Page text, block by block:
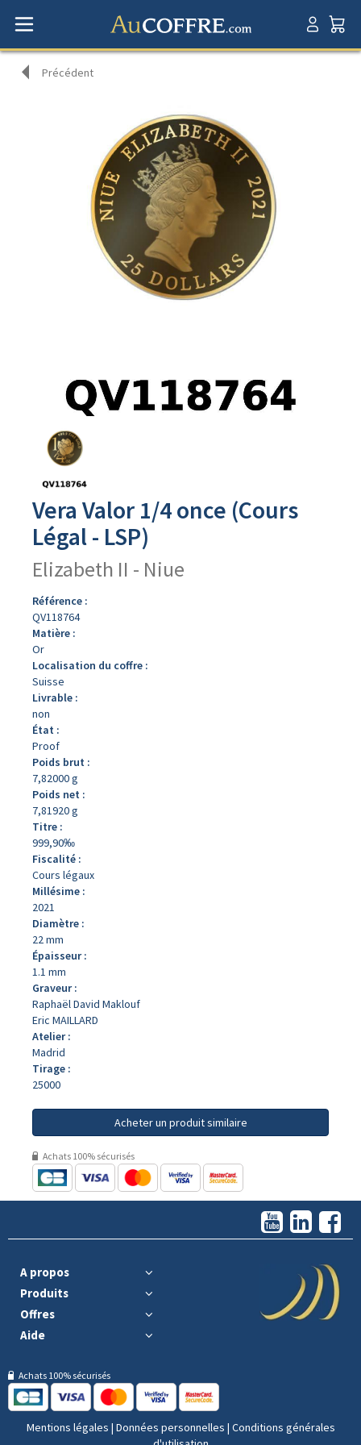
Précédent
produit
Vera Valor 1/4 once (Cours
Légal - LSP)
Elizabeth II - Niue
Référence :
QV118764
Matière :
Or
Localisation du coffre :
Suisse
Livrable :
non
État :
Proof
Poids brut :
7,82000 g
Poids net :
7,81920 g
Titre :
999,90‰
Fiscalité :
Cours légaux
Millésime :
2021
Diamètre :
22 mm
Épaisseur :
1.1 mm
Graveur :
Raphaël David Maklouf
Eric MAILLARD
Atelier :
Madrid
Tirage :
25000
Acheter un produit similaire
Achats 100% sécurisés
A propos
Produits
Offres
Aide
Achats 100% sécurisés
Mentions légales | Données personnelles | Conditions générales